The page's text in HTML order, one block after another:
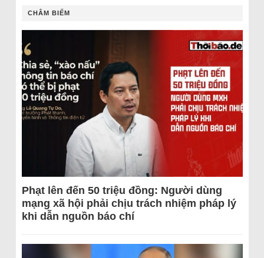
CHÂM BIẾM
Phạt lên đến 50 triệu đồng: Người dùng
mạng xã hội phải chịu trách nhiệm pháp lý
khi dẫn nguồn báo chí